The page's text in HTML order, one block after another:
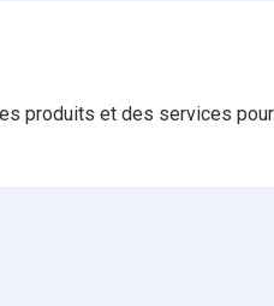
produits et des services